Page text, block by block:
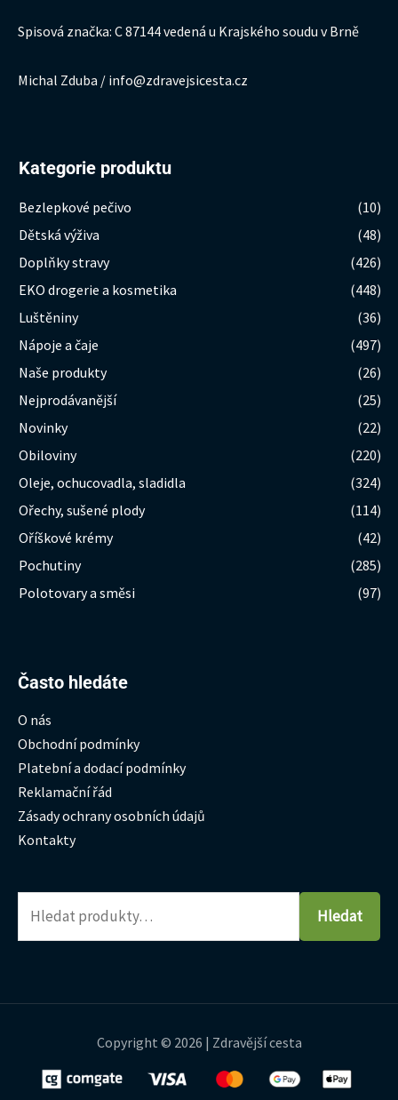
Spisová značka: C 87144 vedená u Krajského soudu v Brně
Michal Zduba / info@zdravejsicesta.cz
Kategorie produktu
Bezlepkové pečivo
(10)
Dětská výživa
(48)
Doplňky stravy
(426)
EKO drogerie a kosmetika
(448)
Luštěniny
(36)
Nápoje a čaje
(497)
Naše produkty
(26)
Nejprodávanější
(25)
Novinky
(22)
Obiloviny
(220)
Oleje, ochucovadla, sladidla
(324)
Ořechy, sušené plody
(114)
Oříškové krémy
(42)
Pochutiny
(285)
Polotovary a směsi
(97)
Často hledáte
O nás
Obchodní podmínky
Platební a dodací podmínky
Reklamační řád
Zásady ochrany osobních údajů
Kontakty
Hledat:
Hledat
Copyright © 2026 | Zdravější cesta